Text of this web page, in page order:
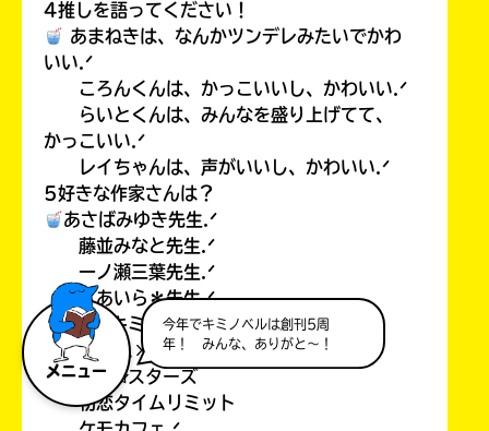
メニュー
今年でキミノベルは創刊5周
年！ みんな、ありがと～！
4推しを語ってください！
あまねきは、なんかツンデレみたいでかわ
いい.ᐟ
ころんくんは、かっこいいし、かわいい.ᐟ
らいとくんは、みんなを盛り上げてて、
かっこいい.ᐟ
レイちゃんは、声がいいし、かわいい.ᐟ
5好きな作家さんは？
あさばみゆき先生.ᐟ
藤並みなと先生.ᐟ
一ノ瀬三葉先生.ᐟ
＊あいら＊先生.ᐟ
6ポプラキミノベルで好きな本！
プリズム×プロジェクト
魔界✩スターズ
初恋タイムリミット